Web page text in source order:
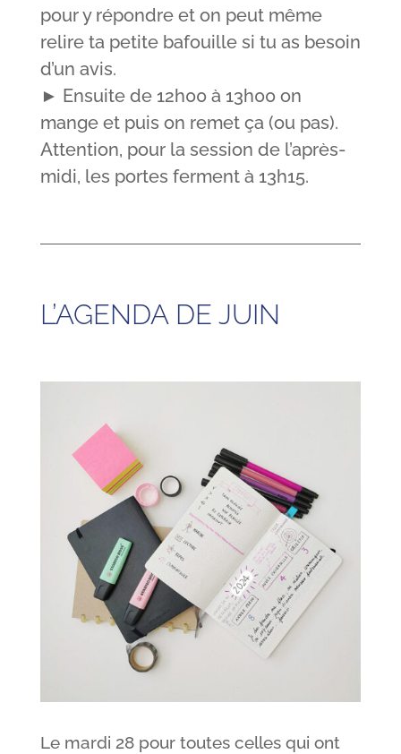
pour y répondre et on peut même
relire ta petite bafouille si tu as besoin
d’un avis.
► Ensuite de 12h00 à 13h00 on
mange et puis on remet ça (ou pas).
Attention, pour la session de l’après-
midi, les portes ferment à 13h15.
L’AGENDA DE JUIN
Le mardi 28 pour toutes celles qui ont